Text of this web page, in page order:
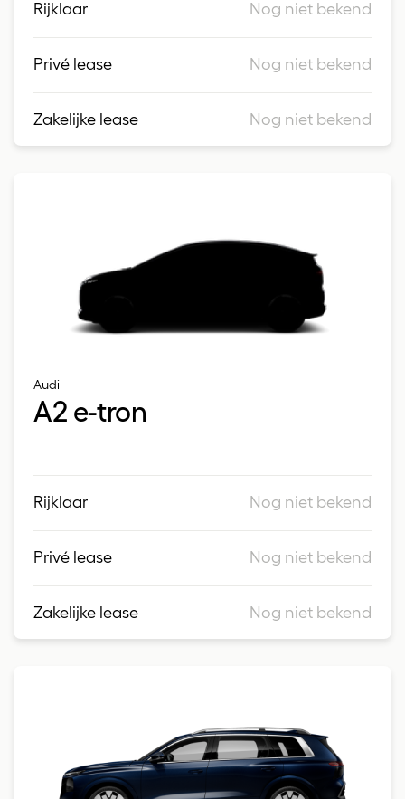
Rijklaar Nog niet bekend
Privé lease Nog niet bekend
Zakelijke lease Nog niet bekend
Audi
A2 e-tron
Rijklaar Nog niet bekend
Privé lease Nog niet bekend
Zakelijke lease Nog niet bekend